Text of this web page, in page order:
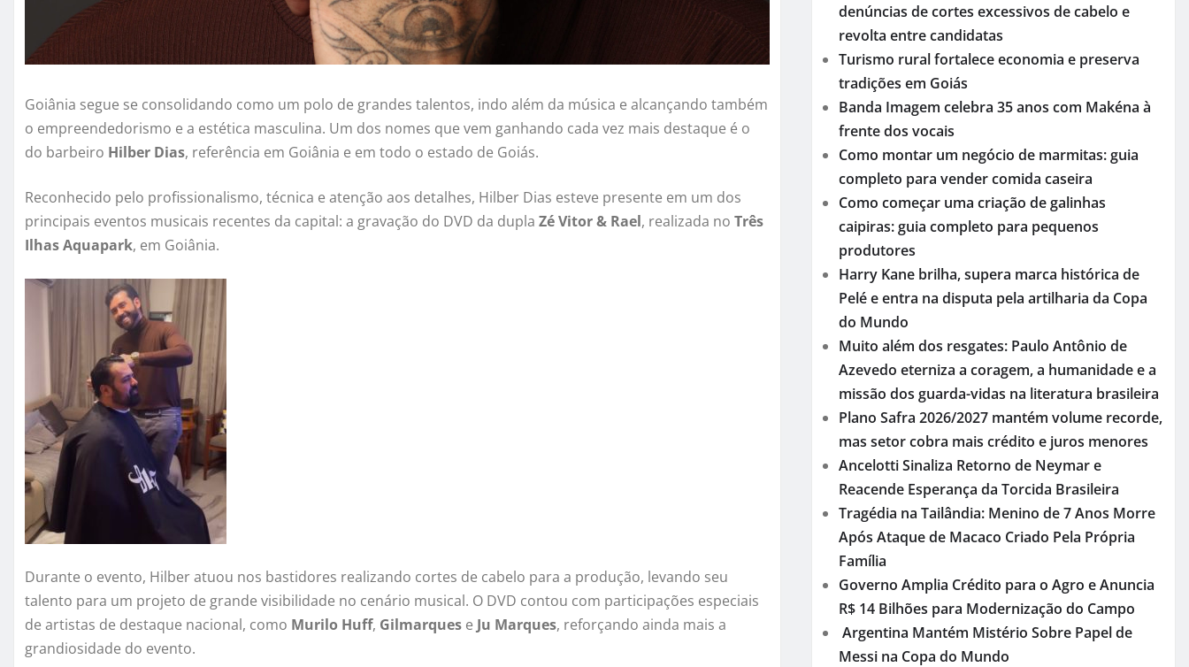
Goiânia segue se consolidando como um polo de grandes talentos, indo além da música e alcançando também
o empreendedorismo e a estética masculina. Um dos nomes que vem ganhando cada vez mais destaque é o
do barbeiro Hilber Dias, referência em Goiânia e em todo o estado de Goiás.
Reconhecido pelo profissionalismo, técnica e atenção aos detalhes, Hilber Dias esteve presente em um dos
principais eventos musicais recentes da capital: a gravação do DVD da dupla Zé Vitor & Rael, realizada no Três
Ilhas Aquapark, em Goiânia.
Durante o evento, Hilber atuou nos bastidores realizando cortes de cabelo para a produção, levando seu
talento para um projeto de grande visibilidade no cenário musical. O DVD contou com participações especiais
de artistas de destaque nacional, como Murilo Huff, Gilmarques e Ju Marques, reforçando ainda mais a
grandiosidade do evento.
denúncias de cortes excessivos de cabelo e
revolta entre candidatas
Turismo rural fortalece economia e preserva
tradições em Goiás
Banda Imagem celebra 35 anos com Makéna à
frente dos vocais
Como montar um negócio de marmitas: guia
completo para vender comida caseira
Como começar uma criação de galinhas
caipiras: guia completo para pequenos
produtores
Harry Kane brilha, supera marca histórica de
Pelé e entra na disputa pela artilharia da Copa
do Mundo
Muito além dos resgates: Paulo Antônio de
Azevedo eterniza a coragem, a humanidade e a
missão dos guarda-vidas na literatura brasileira
Plano Safra 2026/2027 mantém volume recorde,
mas setor cobra mais crédito e juros menores
Ancelotti Sinaliza Retorno de Neymar e
Reacende Esperança da Torcida Brasileira
Tragédia na Tailândia: Menino de 7 Anos Morre
Após Ataque de Macaco Criado Pela Própria
Família
Governo Amplia Crédito para o Agro e Anuncia
R$ 14 Bilhões para Modernização do Campo
Argentina Mantém Mistério Sobre Papel de
Messi na Copa do Mundo